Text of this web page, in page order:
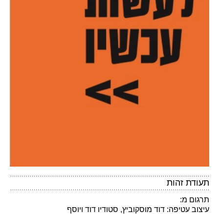
תעודת זהות
תרגום מ:
עיצוב עטיפה: דוד מוסקוביץ, סטודיו דוד ויוסף